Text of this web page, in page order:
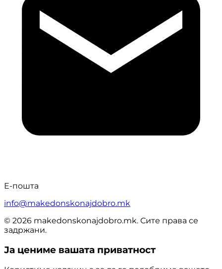
Е-пошта
info@makedonskonajdobro.mk
© 2026 makedonskonajdobro.mk. Сите права се
задржани.
Ја цениме вашата приватност